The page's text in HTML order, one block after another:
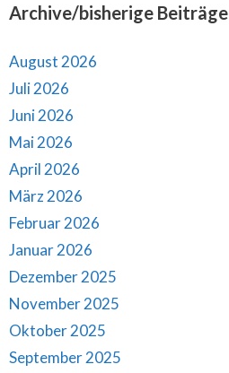
Archive/bisherige Beiträge
August 2026
Juli 2026
Juni 2026
Mai 2026
April 2026
März 2026
Februar 2026
Januar 2026
Dezember 2025
November 2025
Oktober 2025
September 2025